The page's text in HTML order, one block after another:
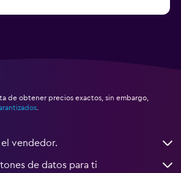
de obtener precios exactos, sin embargo,
vendedor.
de datos para ti